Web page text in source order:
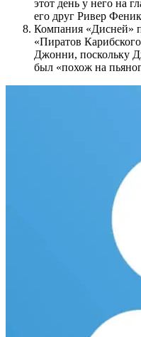
этот день у него на
его друг Ривер
Компания «Дисней»
«Пиратов Карибского
Джонни, поскольку
был «похож на